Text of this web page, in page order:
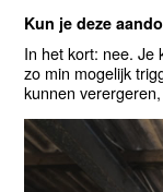
Kun je deze
In het kort: nee. Je
zo min mogelijk
kunnen